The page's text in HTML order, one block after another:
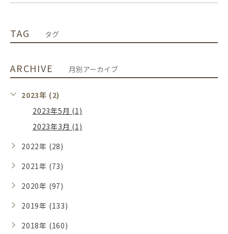
TAG タグ
ARCHIVE 月別アーカイブ
2023年 (2)
2023年5月 (1)
2023年3月 (1)
2022年 (28)
2021年 (73)
2020年 (97)
2019年 (133)
2018年 (160)